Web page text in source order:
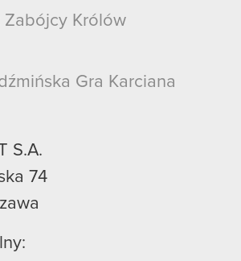
Zabójcy Królów
Gra Karciana
S.A.
74